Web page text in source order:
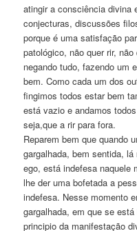
atingir a consciência divina
conjecturas, discussões
porque é uma satisfação
patológico, não quer rir,
negando tudo, fazendo um
bem. Como cada um dos
fingimos todos estar bem
está vazio e andamos
seja,que a rir para fora.
Reparem bem que quando
gargalhada, bem sentida,
ego, está indefesa naquele
lhe der uma bofetada a
indefesa. Nesse momento
gargalhada, em que se
principio da manifestação